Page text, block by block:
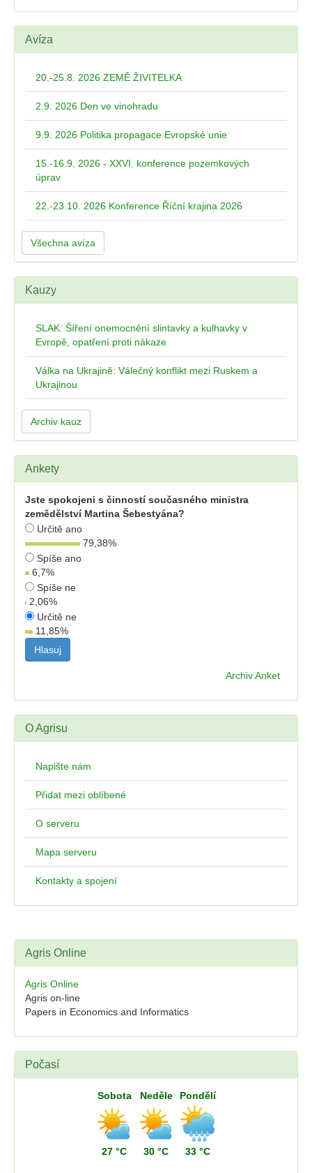
Avíza
20.-25.8. 2026 ZEMĚ ŽIVITELKA
2.9. 2026 Den ve vinohradu
9.9. 2026 Politika propagace Evropské unie
15.-16.9. 2026 - XXVI. konference pozemkových
úprav
22.-23.10. 2026 Konference Říční krajina 2026
Všechna avíza
Kauzy
SLAK: Šíření onemocnění slintavky a kulhavky v
Evropě, opatření proti nákaze
Válka na Ukrajině: Válečný konflikt mezi Ruskem a
Ukrajinou
Archiv kauz
Ankety
Jste spokojeni s činností současného ministra
zemědělství Martina Šebestyána?
Určitě ano
79,38%
Spíše ano
6,7%
Spíše ne
2,06%
Určitě ne
11,85%
Archiv Anket
O Agrisu
Napište nám
Přidat mezi oblíbené
O serveru
Mapa serveru
Kontakty a spojení
Agris Online
Agris Online
Agris on-line
Papers in Economics and Informatics
Počasí
Sobota
27 °C
Neděle
30 °C
Pondělí
33 °C